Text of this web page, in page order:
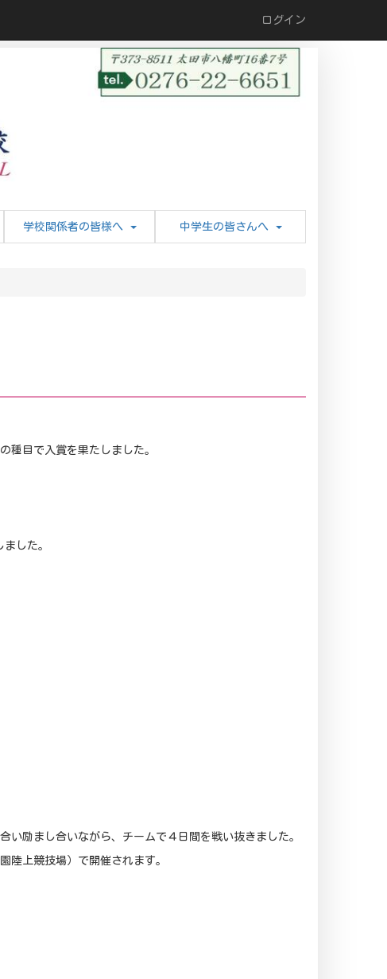
ログイン
学校関係者の皆様へ 中学生の皆さんへ
種目で入賞を果たしました。
した。
励まし合いながら、チームで４日間を戦い抜きました。
陸上競技場）で開催されます。